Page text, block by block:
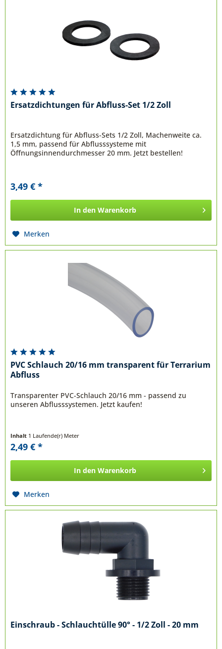
Ersatzdichtungen für Abfluss-Set 1/2 Zoll
Ersatzdichtung für Abfluss-Sets 1/2 Zoll, Machenweite ca.
1,5 mm, passend für Abflusssysteme mit
Öffnungsinnendurchmesser 20 mm. Jetzt bestellen!
3,49 € *
In den Warenkorb
Merken
PVC Schlauch 20/16 mm transparent für Terrarium
Abfluss
Transparenter PVC-Schlauch 20/16 mm - passend zu
unseren Abflusssystemen. Jetzt kaufen!
Inhalt 1 Laufende(r) Meter
2,49 € *
In den Warenkorb
Merken
Einschraub - Schlauchtülle 90° - 1/2 Zoll - 20 mm